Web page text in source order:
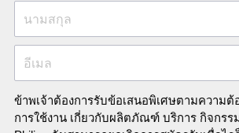
นามสกุล
อีเมล
ข้าพเจ้าต้องการรับข้อเสนอพิเศษตามความต้
การใช้งาน เกี่ยวกับผลิตภัณฑ์ บริการ กิจกร